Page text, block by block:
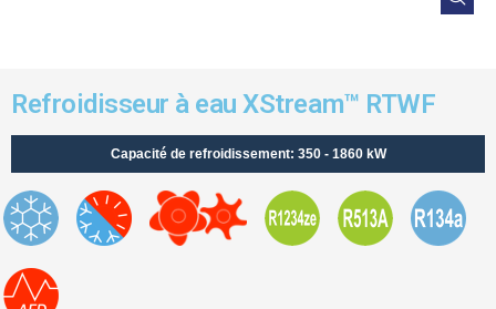
Refroidisseur à eau XStream™ RTWF
Capacité de refroidissement: 350 - 1860 kW